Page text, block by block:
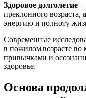
Здоровое долголетие —
преклонного возраста,
энергию и полноту
Современные
в пожилом возрасте во
привычками и
здоровье.
Основа